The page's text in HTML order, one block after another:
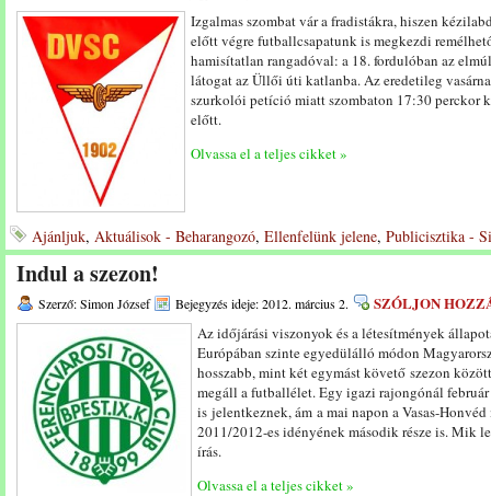
Izgalmas szombat vár a fradistákra, hiszen
előtt végre futballcsapatunk is megkezdi
hamisítatlan rangadóval: a 18. fordulóban az
látogat az Üllői úti katlanba. Az eredetileg
szurkolói petíció miatt szombaton 17:30 perckor
előtt.
Olvassa el a teljes cikket »
Ajánljuk, Aktuálisok - Beharangozó, Ellenfelünk jelene, Publicisztika -
Indul a szezon!
Szerző: Simon József Bejegyzés ideje: 2012. március 2. SZÓLJON
Az időjárási viszonyok és a létesítmények
Európában szinte egyedülálló módon
hosszabb, mint két egymást követő szezon
megáll a futballélet. Egy igazi rajongónál
is jelentkeznek, ám a mai napon a Vasas-
2011/2012-es idényének második része is. Mik
írás.
Olvassa el a teljes cikket »